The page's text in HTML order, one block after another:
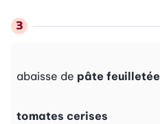
abaisse de pâte feuilletée
tomates cerises